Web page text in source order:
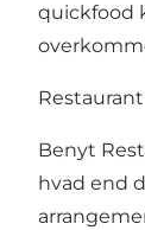
quickfood
Restaurant
Benyt
hvad end